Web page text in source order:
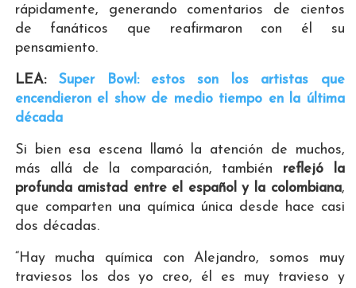
rápidamente, generando comentarios de cientos
de fanáticos que reafirmaron con él su
pensamiento.
LEA: Super Bowl: estos son los artistas que
encendieron el show de medio tiempo en la última
década
Si bien esa escena llamó la atención de muchos,
más allá de la comparación, también reflejó la
profunda amistad entre el español y la colombiana,
que comparten una química única desde hace casi
dos décadas.
“Hay mucha química con Alejandro, somos muy
traviesos los dos yo creo, él es muy travieso y